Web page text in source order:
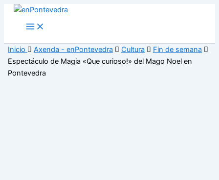
Main
Menu
Inicio Axenda - enPontevedra Cultura
Fin de semana
Espectáculo de Magia «Que curioso!» del Mago Noel en
Pontevedra